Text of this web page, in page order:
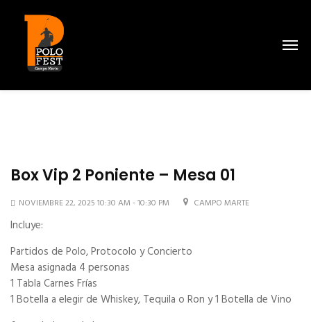
Box Vip 2 Poniente – Mesa 01
NOVIEMBRE 22, 2025 10:30 AM - 10:30 PM CAMPO MARTE
Incluye:
Partidos de Polo, Protocolo y Concierto
Mesa asignada 4 personas
1 Tabla Carnes Frías
1 Botella a elegir de Whiskey, Tequila o Ron y 1 Botella de Vino